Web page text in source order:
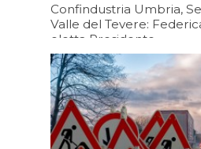
Confindustria Umbria,
Valle del Tevere:
eletta Presidente
06/08/2026 19:20